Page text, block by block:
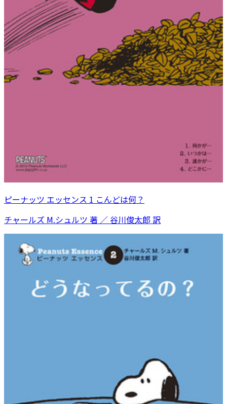
ピーナッツ エッセンス 1 こんどは何？
チャールズ M.シュルツ 著 ／ 谷川俊太郎 訳